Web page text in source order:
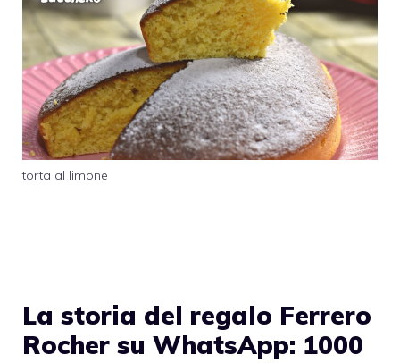
torta al limone
La storia del regalo Ferrero
Rocher su WhatsApp: 1000